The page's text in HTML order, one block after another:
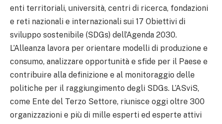
enti territoriali, università, centri di ricerca, fondazioni
e reti nazionali e internazionali sui 17 Obiettivi di
sviluppo sostenibile (SDGs) dell’Agenda 2030.
L’Alleanza lavora per orientare modelli di produzione e
consumo, analizzare opportunità e sfide per il Paese e
contribuire alla definizione e al monitoraggio delle
politiche per il raggiungimento degli SDGs. L’ASviS,
come Ente del Terzo Settore, riunisce oggi oltre 300
organizzazioni e più di mille esperti ed esperte attivi